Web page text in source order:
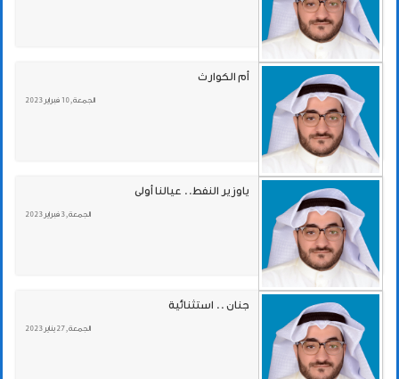
أم الكوارث
الجمعة , 10 فبراير 2023
ياوزير النفط.. عيالنا أولى
الجمعة , 3 فبراير 2023
جنان .. استثنائية
الجمعة , 27 يناير 2023